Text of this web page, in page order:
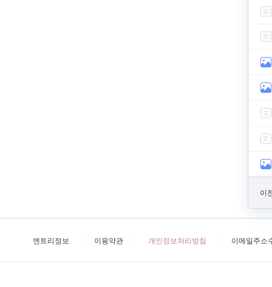
이
엔트리정보 이용약관 개인정보처리방침 이메일주소